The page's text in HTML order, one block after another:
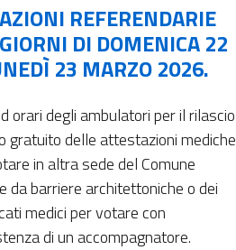
REFERENDARIE
DI DOMENICA 22
23 MARZO 2026.
orari degli ambulatori per il rilascio
gratuito delle attestazioni mediche
in altra sede del Comune
da barriere architettoniche o dei
medici per votare con
di un accompagnatore.